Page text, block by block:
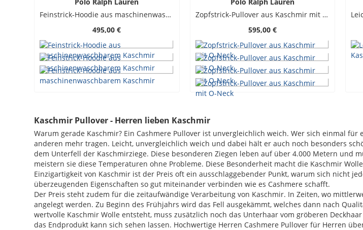
Feinstrick-Hoodie aus maschinenwaschbarem Kaschmir
495,00 €
Zopfstrick-Pullover aus Kaschmir mit O-Neck
595,00 €
Kaschmir Pullover - Herren lieben Kaschmir
Warum gerade Kaschmir? Ein Cashmere Pullover ist unvergleichlich weich. Wer sich einmal
anderen mehr tragen. Leicht, unvergleichlich weich und dabei hält er auch noch besonders
dem Unterfell der Kaschmirziege. Diese besonderen Ziegen leben auf über 4.000 Metern und
meistern sie diese Temperaturen ohne Probleme. Diese Besonderheit macht die Kaschmir
Einzigartigkeit von Kaschmir ist der Preis oft ein ausschlaggebender Punkt, warum sich nicht
überzeugenden Eigenschaften so gut miteinander verbinden wie es Cashmere schafft.
Der Preis steht zudem für die zeitaufwändige Verarbeitung von Kaschmir. In Zeiten, wo mittlerweile vieles mit Maschinen erledigt wird, muss bei der Kaschmirziege
angelegt werden. Zu Beginn des Frühjahrs wird das Fell ausgekämmt, welches dann nach
wertvolle Kaschmir Wolle entsteht, muss zusätzlich noch das Unterhaar vom gröberen
das Endprodukt kann sich sehen lassen. Hochwertige Herren Cashmere Pullover für Herren